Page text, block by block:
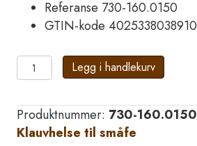
Referanse 730-160.0150
GTIN-kode 4025338038910
Suevia
Klauvbad
150
for
Legg i handlekurv
Produktnummer: 730-160.0150
Klauvhelse til småfe